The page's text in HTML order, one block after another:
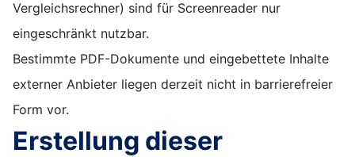
Vergleichsrechner) sind für Screenreader nur
eingeschränkt nutzbar.
Bestimmte PDF-Dokumente und eingebettete Inhalte
externer Anbieter liegen derzeit nicht in barrierefreier
Form vor.
Erstellung dieser